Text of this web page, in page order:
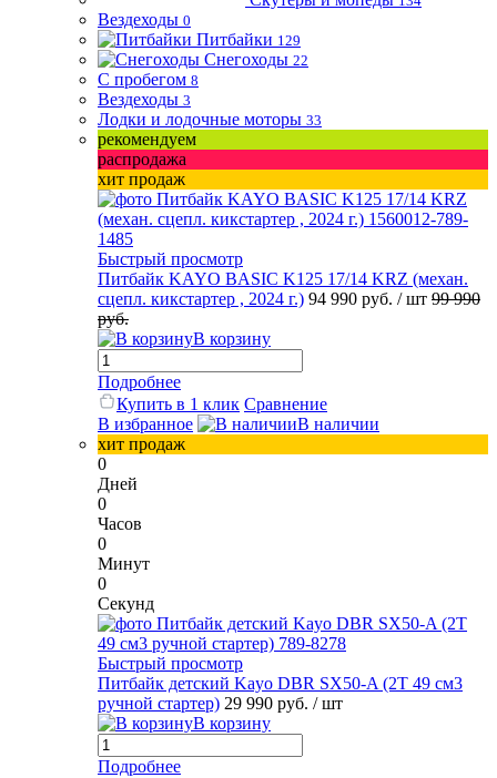
Вездеходы 0
Питбайки 129
Снегоходы 22
С пробегом 8
Вездеходы 3
Лодки и лодочные моторы 33
рекомендуем
распродажа
хит продаж
Быстрый просмотр
Питбайк KAYO BASIC K125 17/14 KRZ (механ.
сцепл. кикстартер , 2024 г.) 94 990 руб. / шт 99 990
руб.
В корзину
Подробнее
Купить в 1 клик Сравнение
В избранное
В наличии
хит продаж
0
Дней
0
Часов
0
Минут
0
Секунд
Быстрый просмотр
Питбайк детский Kayo DBR SX50-A (2T 49 см3
ручной стартер) 29 990 руб. / шт
В корзину
Подробнее